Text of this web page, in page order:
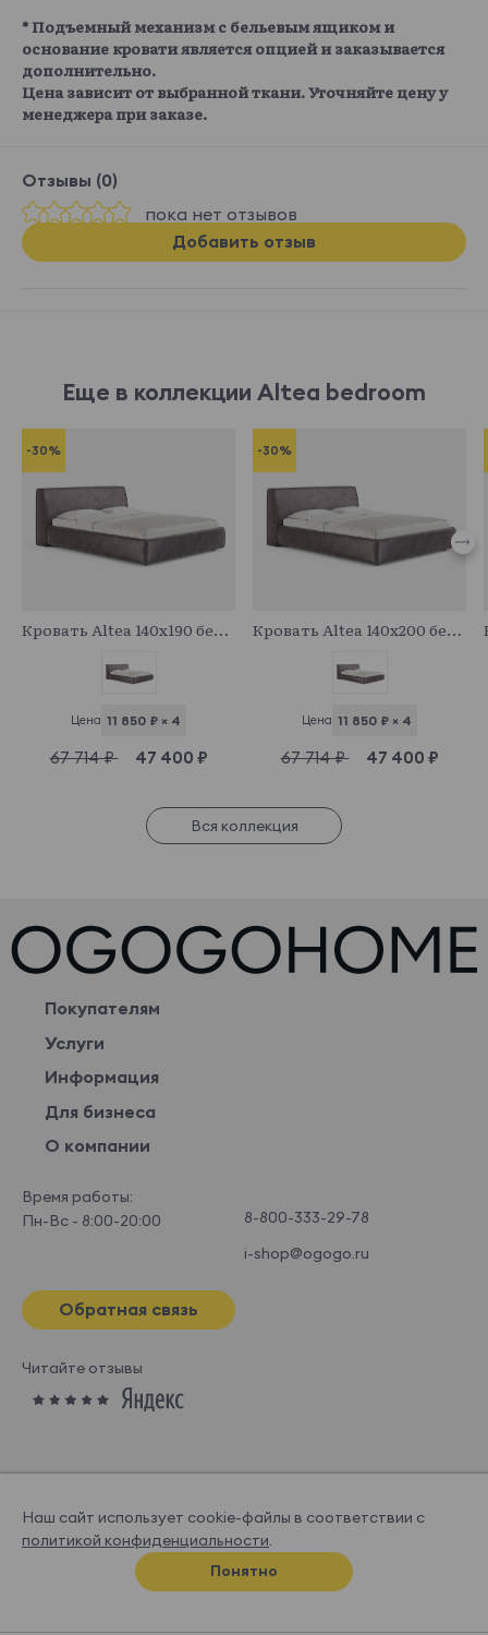
* Подъемный механизм с бельевым ящиком и
основание кровати является опцией и заказывается
дополнительно.
Цена зависит от выбранной ткани. Уточняйте цену у
менеджера при заказе.
Отзывы (0)
пока нет отзывов
Добавить отзыв
Еще в коллекции Altea bedroom
-30%
Кровать Altea 140x190 без основания и подъемного механизма
Цена 11 850 ₽ × 4
67 714 ₽ 47 400 ₽
-30%
Кровать Altea 140x200 без основания и подъемного механизма
Цена 11 850 ₽ × 4
67 714 ₽ 47 400 ₽
Вся коллекция
Покупателям
Услуги
Информация
Для бизнеса
О компании
Время работы:
Пн-Вс - 8:00-20:00
8-800-333-29-78
i-shop@ogogo.ru
Обратная связь
Читайте отзывы
© OGOGOHOME, 2026
Спроектировано и нарисовано вСупрематике
Наш сайт использует cookie-файлы в соответствии с
политикой конфиденциальности.
Понятно